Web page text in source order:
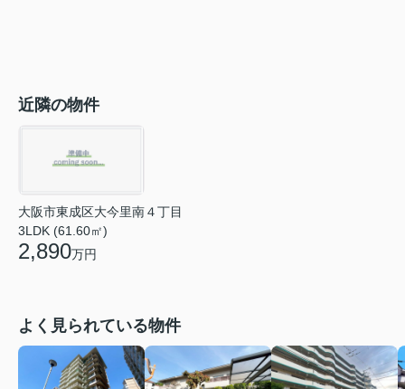
近隣の物件
大阪市東成区大今里南４丁目
3LDK (61.60㎡)
2,890万円
よく見られている物件